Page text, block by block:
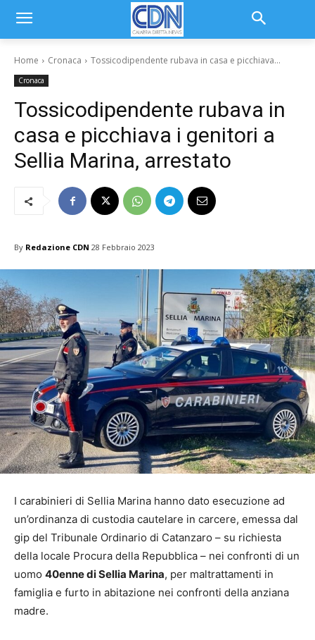
Home Cronaca Tossicodipendente rubava in casa e picchiava...
Cronaca
Tossicodipendente rubava in
casa e picchiava i genitori a
Sellia Marina, arrestato
By Redazione CDN 28 Febbraio 2023
I carabinieri di Sellia Marina hanno dato esecuzione ad
un’ordinanza di custodia cautelare in carcere, emessa dal
gip del Tribunale Ordinario di Catanzaro – su richiesta
della locale Procura della Repubblica – nei confronti di un
uomo 40enne di Sellia Marina, per maltrattamenti in
famiglia e furto in abitazione nei confronti della anziana
madre.